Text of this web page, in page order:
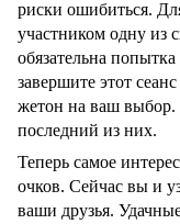
риски ошибиться.
участником одну из
обязательна
завершите этот
жетон на ваш выбор.
последний из них.
Теперь самое
очков. Сейчас вы и
ваши друзья.